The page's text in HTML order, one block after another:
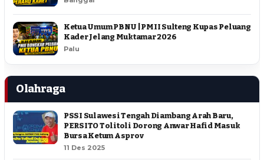
Ketua Umum PBNU | PMII Sulteng Kupas Peluang
Kader Jelang Muktamar 2026
Palu
Olahraga
PSSI Sulawesi Tengah Diambang Arah Baru,
PERSITO Tolitoli Dorong Anwar Hafid Masuk
Bursa Ketum Asprov
11 Des 2025